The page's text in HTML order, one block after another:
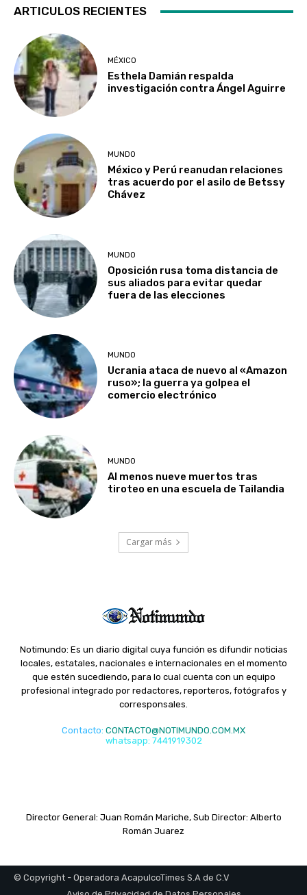
ARTICULOS RECIENTES
MÉXICO
Esthela Damián respalda
investigación contra Ángel Aguirre
MUNDO
México y Perú reanudan relaciones
tras acuerdo por el asilo de Betssy
Chávez
MUNDO
Oposición rusa toma distancia de
sus aliados para evitar quedar
fuera de las elecciones
MUNDO
Ucrania ataca de nuevo al «Amazon
ruso»; la guerra ya golpea el
comercio electrónico
MUNDO
Al menos nueve muertos tras
tiroteo en una escuela de Tailandia
Cargar más
Notimundo: Es un diario digital cuya función es difundir noticias
locales, estatales, nacionales e internacionales en el momento
que estén sucediendo, para lo cual cuenta con un equipo
profesional integrado por redactores, reporteros, fotógrafos y
corresponsales.
Contacto: CONTACTO@NOTIMUNDO.COM.MX
whatsapp: 7441919302
Director General: Juan Román Mariche, Sub Director: Alberto
Román Juarez
© Copyright - Operadora AcapulcoTimes S.A de C.V